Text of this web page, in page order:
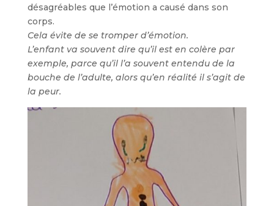
désagréables que l’émotion a causé dans son
corps.
Cela évite de se tromper d’émotion.
L’enfant va souvent dire qu’il est en colère par
exemple, parce qu’il l’a souvent entendu de la
bouche de l’adulte, alors qu’en réalité il s’agit de
la peur.